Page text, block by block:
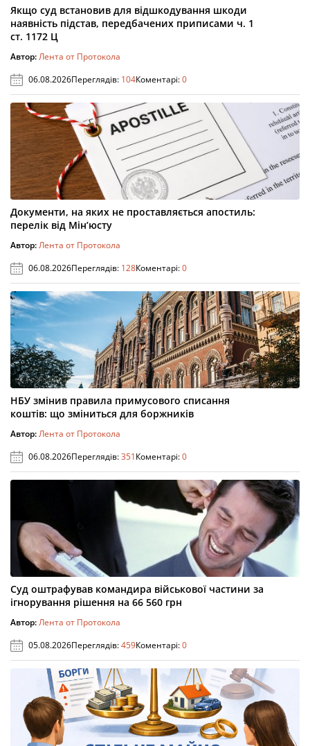
Якщо суд встановив для відшкодування шкоди
наявність підстав, передбачених приписами ч. 1
ст. 1172 Ц
Автор:Лента от Протокола
06.08.2026Переглядів: 104Коментарі:0
Документи, на яких не проставляється апостиль:
перелік від Мін’юсту
Автор:Лента от Протокола
06.08.2026Переглядів: 128Коментарі:0
НБУ змінив правила примусового списання
коштів: що зміниться для боржників
Автор:Лента от Протокола
06.08.2026Переглядів:351Коментарі:0
Суд оштрафував командира військової частини за
ігнорування рішення на 66 560 грн
Автор:Лента от Протокола
05.08.2026Переглядів:459Коментарі:0